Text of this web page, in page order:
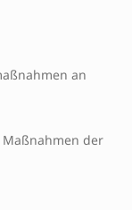
an
Maßnahmen der